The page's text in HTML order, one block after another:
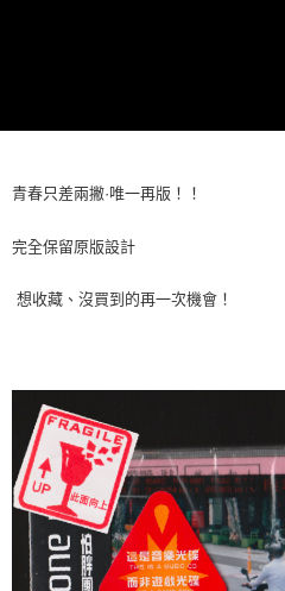
青春只差兩撇·唯一再版！！
完全保留原版設計
想收藏、沒買到的再一次機會！